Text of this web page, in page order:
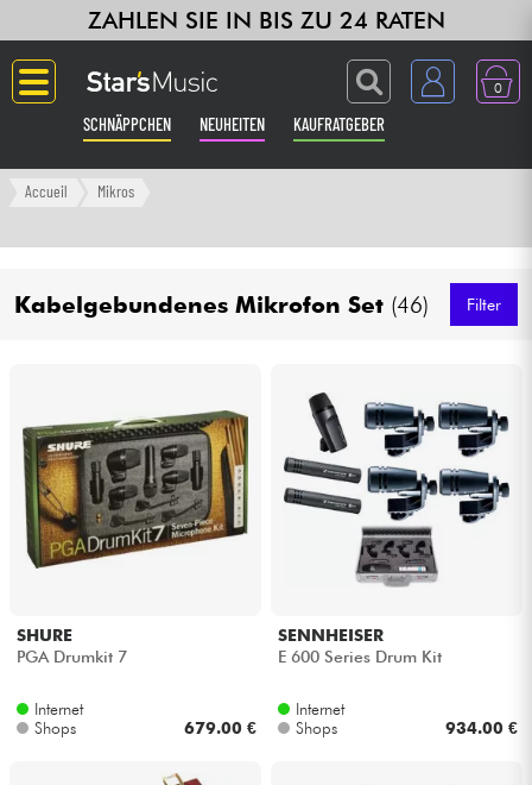
ZAHLEN SIE IN BIS ZU 24 RATEN
0
SCHNÄPPCHEN NEUHEITEN KAUFRATGEBER
Langue
Verstärker & Effekte
Synths & samplers
Studio
Kopfhörer
Accueil Mikros
Kabelgebundenes Mikrofon Set (46) Filter
SHURE
PGA Drumkit 7
Internet
Shops
679.00 €
SENNHEISER
E 600 Series Drum Kit
Internet
Shops
934.00 €